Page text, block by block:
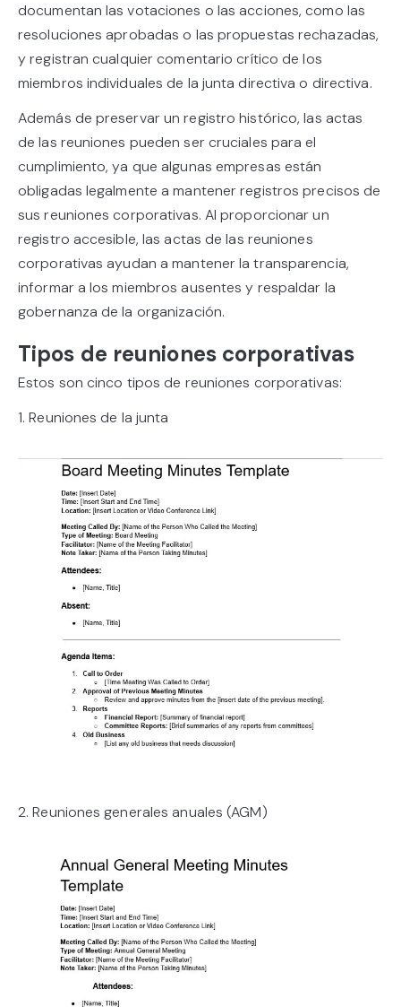
documentan las votaciones o las acciones, como las
resoluciones aprobadas o las propuestas rechazadas,
y registran cualquier comentario crítico de los
miembros individuales de la junta directiva o directiva.
Además de preservar un registro histórico, las actas
de las reuniones pueden ser cruciales para el
cumplimiento, ya que algunas empresas están
obligadas legalmente a mantener registros precisos de
sus reuniones corporativas. Al proporcionar un
registro accesible, las actas de las reuniones
corporativas ayudan a mantener la transparencia,
informar a los miembros ausentes y respaldar la
gobernanza de la organización.
Tipos de reuniones corporativas
Estos son cinco tipos de reuniones corporativas:
1. Reuniones de la junta
2. Reuniones generales anuales (AGM)